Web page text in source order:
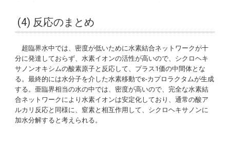
(4) 反応のまとめ
超臨界水中では、密度が低いために水素結合ネットワークが十
分に発達しておらず、水素イオンの活性が高いので、シクロヘキ
サノンオキシムの酸素原子と反応して、プラス1価の中間体とな
る。最終的には水分子を介した水素移動でε-カプロラクタムが生成
する。亜臨界相当の水の中では、密度が高いので、完全な水素結
合ネットワークにより水素イオンは安定化しており、通常の酸ア
ルカリ反応と同様に、窒素と相互作用して、シクロヘキサノンに
加水分解すると考えられる。